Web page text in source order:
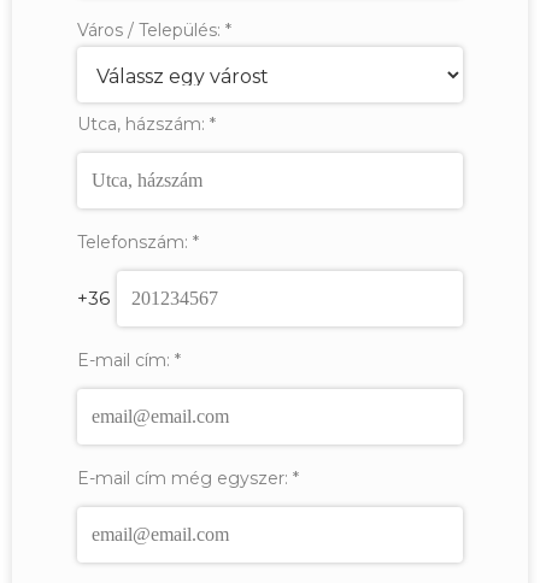
Város / Település: *
Utca, házszám: *
Telefonszám: *
+36
E-mail cím: *
E-mail cím még egyszer: *